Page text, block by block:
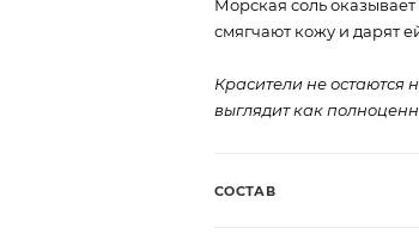
Морская соль
смягчают кожу и дарят
Красители не остаются
выглядит как
СОСТАВ